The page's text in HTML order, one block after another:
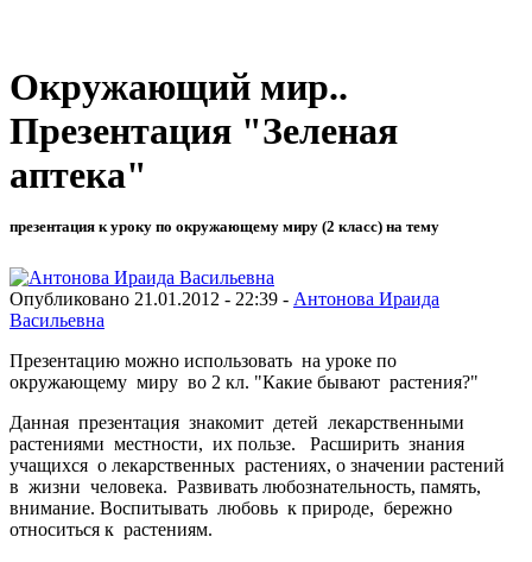
Окружающий мир..
Презентация "Зеленая
аптека"
презентация к уроку по окружающему миру (2 класс) на тему
Опубликовано 21.01.2012 - 22:39 - Антонова Ираида
Васильевна
Презентацию можно использовать на уроке по
окружающему миру во 2 кл. "Какие бывают растения?"
Данная презентация знакомит детей лекарственными
растениями местности, их пользе. Расширить знания
учащихся о лекарственных растениях, о значении растений
в жизни человека. Развивать любознательность, память,
внимание. Воспитывать любовь к природе, бережно
относиться к растениям.